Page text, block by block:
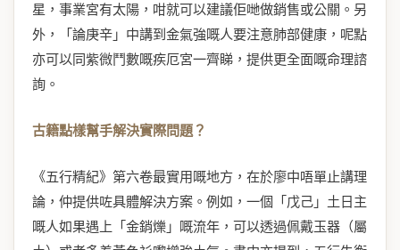
星，事業宮有太陽，咁就可以建議佢哋做銷售或公關。另
外，「論庚辛」中講到金氣強嘅人要注意肺部健康，呢點
亦可以同紫微鬥數嘅疾厄宮一齊睇，提供更全面嘅命理諮
詢。
古籍點樣幫手解決實際問題？
《五行精紀》第六卷最實用嘅地方，在於廖中唔單止講理
論，仲提供咗具體解決方案。例如，一個「戊己」土日主
嘅人如果遇上「金銷爍」嘅流年，可以透過佩戴玉器（屬